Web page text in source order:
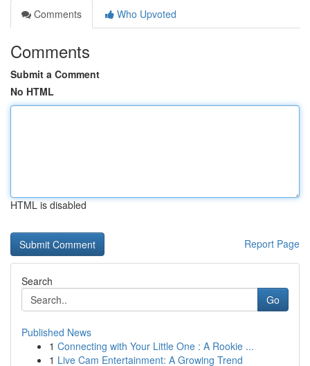
Comments
Who Upvoted
Comments
Submit a Comment
No HTML
HTML is disabled
Report Page
Search
Go
Published News
1 Connecting with Your Little One : A Rookie ...
1 Live Cam Entertainment: A Growing Trend